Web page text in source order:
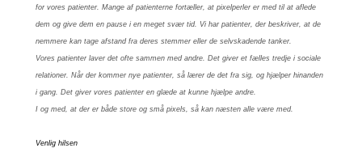
for vores patienter. Mange af patienterne fortæller, at pixelperler er med til at aflede
dem og give dem en pause i en meget svær tid. Vi har patienter, der beskriver, at de
nemmere kan tage afstand fra deres stemmer eller de selvskadende tanker.
Vores patienter laver det ofte sammen med andre. Det giver et fælles tredje i sociale
relationer. Når der kommer nye patienter, så lærer de det fra sig, og hjælper hinanden
i gang. Det giver vores patienter en glæde at kunne hjælpe andre.
I og med, at der er både store og små pixels, så kan næsten alle være med.
Venlig hilsen